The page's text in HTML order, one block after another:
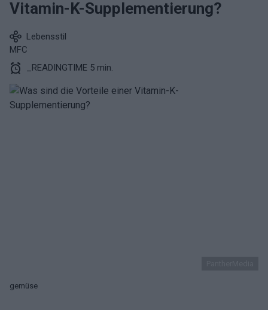
Vitamin-K-Supplementierung?
Lebensstil
MFC
_READINGTIME 5 min.
gemüse